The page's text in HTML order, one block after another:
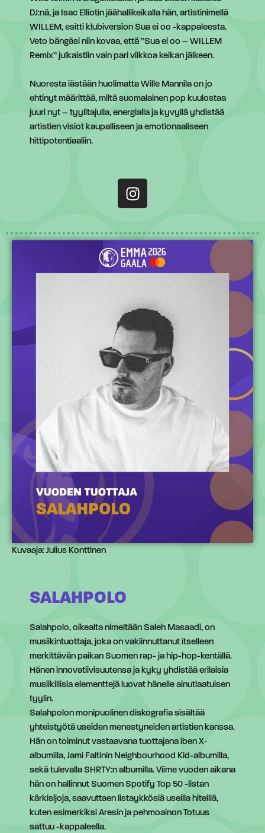
DJ:nä, ja Isac Elliotin jäähallikeikalla hän, artistinimellä
WILLEM, esitti klubiversion Sua ei oo -kappaleesta.
Veto bängäsi niin kovaa, että ”Sua ei oo – WILLEM
Remix” julkaistiin vain pari viikkoa keikan jälkeen.
Nuoresta iästään huolimatta Wille Mannila on jo
ehtinyt määrittää, miltä suomalainen pop kuulostaa
juuri nyt – tyylitajulla, energialla ja kyvyllä yhdistää
artistien visiot kaupalliseen ja emotionaaliseen
hittipotentiaaliin.
Kuvaaja: Julius Konttinen
SALAHPOLO
Salahpolo, oikealta nimeltään Saleh Masaadi, on
musiikintuottaja, joka on vakiinnuttanut itselleen
merkittävän paikan Suomen rap- ja hip-hop-kentällä.
Hänen innovatiivisuutensa ja kyky yhdistää erilaisia
musiikillisia elementtejä luovat hänelle ainutlaatuisen
tyylin.
Salahpolon monipuolinen diskografia sisältää
yhteistyötä useiden menestyneiden artistien kanssa.
Hän on toiminut vastaavana tuottajana iben X-
albumilla, Jami Faltinin Neighbourhood Kid-albumilla,
sekä tulevalla SHRTY:n albumilla. Viime vuoden aikana
hän on hallinnut Suomen Spotify Top 50 -listan
kärkisijoja, saavuttaen listaykkösiä useilla hiteillä,
kuten esimerkiksi Aresin ja pehmoainon Totuus
sattuu -kappaleella.